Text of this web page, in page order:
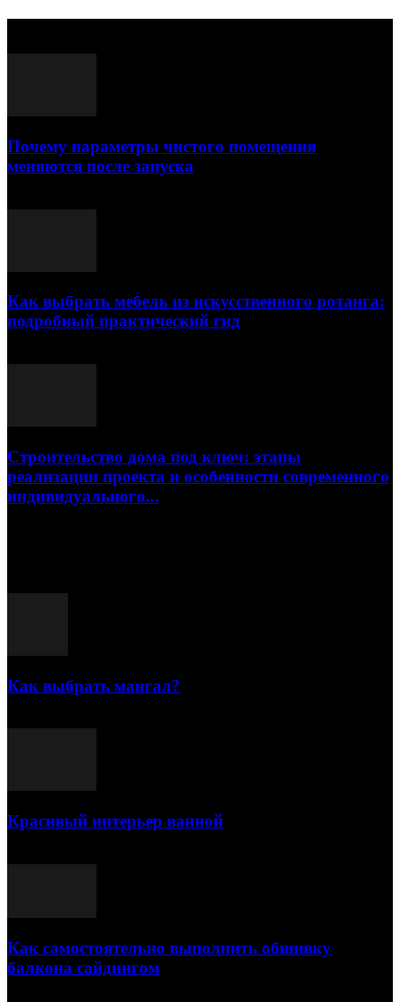
Почему параметры чистого помещения
меняются после запуска
Как выбрать мебель из искусственного ротанга:
подробный практический гид
Строительство дома под ключ: этапы
реализации проекта и особенности современного
индивидуального...
Как выбрать мангал?
Красивый интерьер ванной
Как самостоятельно выполнить обшивку
балкона сайдингом